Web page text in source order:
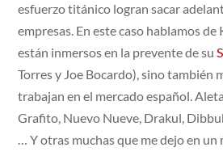
esfuerzo titánico logran sacar
empresas. En este caso hablamos de
están inmersos en la prevente de su
Torres y Joe Bocardo), sino también
trabajan en el mercado español.
Grafito, Nuevo Nueve, Drakul,
… Y otras muchas que me dejo en un